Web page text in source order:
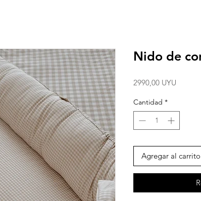
Nido de
2990,00 UYU
Cantidad *
Agregar al carrito